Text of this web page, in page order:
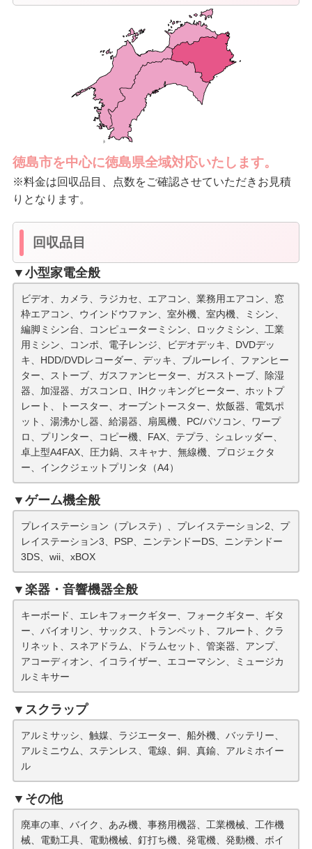
徳島市を中心に徳島県全域対応いたします。
※料金は回収品目、点数をご確認させていただきお見積
りとなります。
回収品目
▼小型家電全般
ビデオ、カメラ、ラジカセ、エアコン、業務用エアコン、窓
枠エアコン、ウインドウファン、室外機、室内機、ミシン、
編脚ミシン台、コンピューターミシン、ロックミシン、工業
用ミシン、コンポ、電子レンジ、ビデオデッキ、DVDデッ
キ、HDD/DVDレコーダー、デッキ、ブルーレイ、ファンヒー
ター、ストーブ、ガスファンヒーター、ガスストーブ、除湿
器、加湿器、ガスコンロ、IHクッキングヒーター、ホットプ
レート、トースター、オーブントースター、炊飯器、電気ポ
ット、湯沸かし器、給湯器、扇風機、PC/パソコン、ワープ
ロ、プリンター、コピー機、FAX、テプラ、シュレッダー、
卓上型A4FAX、圧力鍋、スキャナ、無線機、プロジェクタ
ー、インクジェットプリンタ（A4）
▼ゲーム機全般
プレイステーション（プレステ）、プレイステーション2、プ
レイステーション3、PSP、ニンテンドーDS、ニンテンドー
3DS、wii、xBOX
▼楽器・音響機器全般
キーボード、エレキフォークギター、フォークギター、ギタ
ー、バイオリン、サックス、トランペット、フルート、クラ
リネット、スネアドラム、ドラムセット、管楽器、アンプ、
アコーディオン、イコライザー、エコーマシン、ミュージカ
ルミキサー
▼スクラップ
アルミサッシ、触媒、ラジエーター、船外機、バッテリー、
アルミニウム、ステンレス、電線、銅、真鍮、アルミホイー
ル
▼その他
廃車の車、バイク、あみ機、事務用機器、工業機械、工作機
械、電動工具、電動機械、釘打ち機、発電機、発動機、ボイ